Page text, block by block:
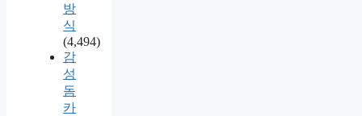
방
식
(4,494)
감
성
돔
카